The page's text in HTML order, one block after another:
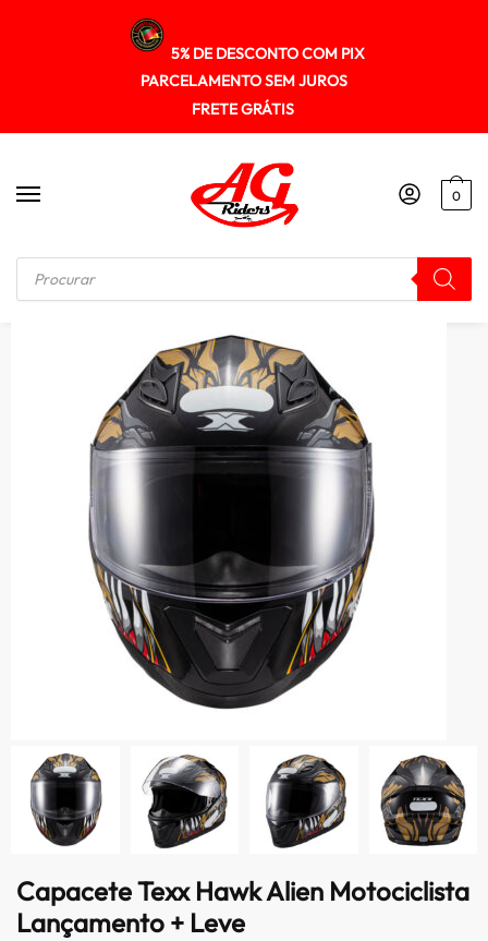
5% DE DESCONTO COM PIX
PARCELAMENTO SEM JUROS
FRETE GRÁTIS
0
Início / FECHADO Capacete Texx Hawk Alien Motociclista Lançamento + Leve
Capacete Texx Hawk Alien Motociclista
Lançamento + Leve